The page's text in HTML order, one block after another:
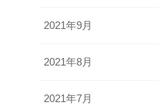
2021年9月
2021年8月
2021年7月